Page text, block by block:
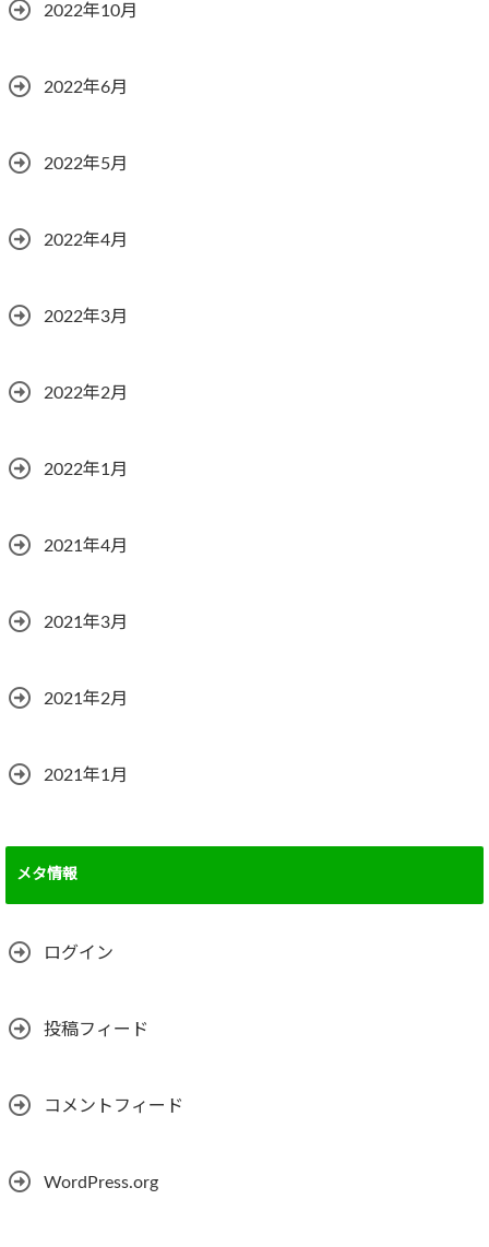
2022年10月
2022年6月
2022年5月
2022年4月
2022年3月
2022年2月
2022年1月
2021年4月
2021年3月
2021年2月
2021年1月
メタ情報
ログイン
投稿フィード
コメントフィード
WordPress.org